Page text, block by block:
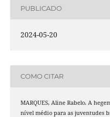
PUBLICADO
2024-05-20
COMO CITAR
MARQUES, Aline Rabelo. A
nível médio para as juventudes